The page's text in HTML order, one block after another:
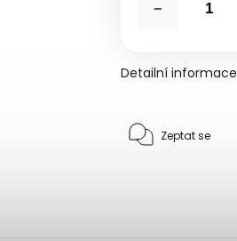
Detailní informace
Zeptat se